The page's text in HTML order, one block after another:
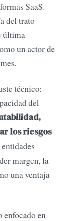
SaaS.
del trato
última
un actor de
técnico:
del
los riesgos
margen, la
una ventaja
enfocado en